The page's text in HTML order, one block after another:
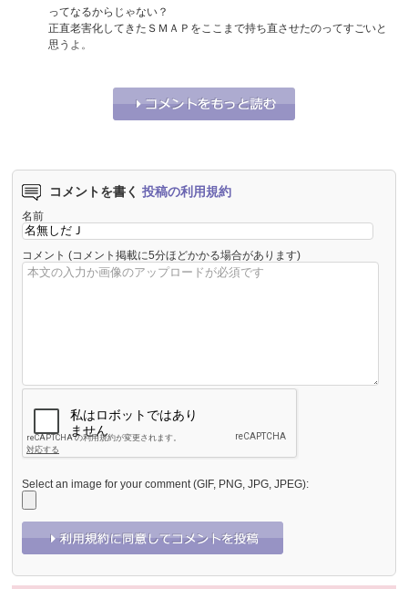
ってなるからじゃない？
正直老害化してきたＳＭＡＰをここまで持ち直させたのってすごいと
思うよ。
0 うーん… 0
コメントを書く 投稿の利用規約
名前
コメント (コメント掲載に5分ほどかかる場合があります)
Select an image for your comment (GIF, PNG, JPG, JPEG):